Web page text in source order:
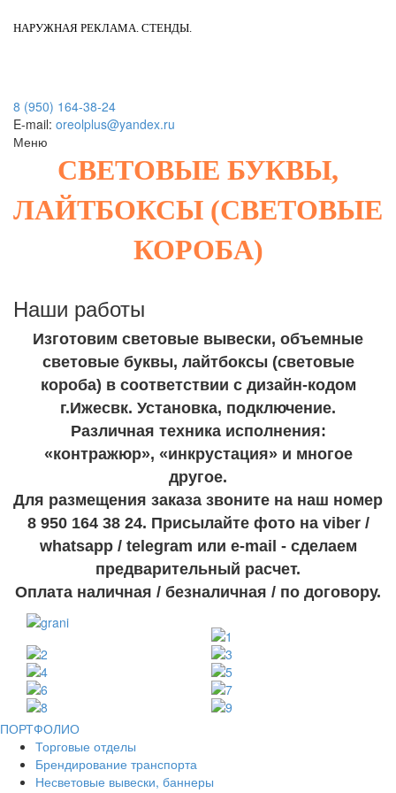
НАРУЖНАЯ РЕКЛАМА. СТЕНДЫ.
8 (950) 164-38-24
E-mail: oreolplus@yandex.ru
Меню
СВЕТОВЫЕ БУКВЫ,
ЛАЙТБОКСЫ (СВЕТОВЫЕ
КОРОБА)
Наши работы
Изготовим световые вывески, объемные
световые буквы, лайтбоксы (световые
короба) в соответствии с дизайн-кодом
г.Ижесвк. Установка, подключение.
Различная техника исполнения:
«контражюр», «инкрустация» и многое
другое.
Для размещения заказа звоните на наш номер
8 950 164 38 24. Присылайте фото на viber /
whatsapp / telegram или e-mail - сделаем
предварительный расчет.
Оплата наличная / безналичная / по договору.
ПОРТФОЛИО
Торговые отделы
Брендирование транспорта
Несветовые вывески, баннеры